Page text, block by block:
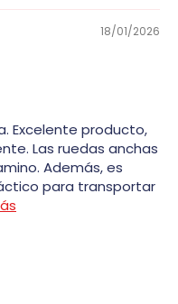
18/01/2026
Excelente producto,
Las ruedas anchas
Además, es
para transportar